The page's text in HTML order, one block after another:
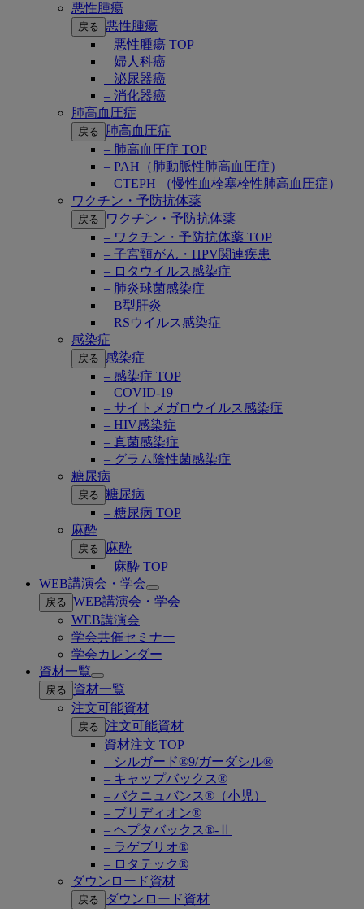
悪性腫瘍
戻る
悪性腫瘍
– 悪性腫瘍 TOP
– 婦人科癌
– 泌尿器癌
– 消化器癌
肺高血圧症
戻る
肺高血圧症
– 肺高血圧症 TOP
– PAH（肺動脈性肺高血圧症）
– CTEPH （慢性血栓塞栓性肺高血圧症）
ワクチン・予防抗体薬
戻る
ワクチン・予防抗体薬
– ワクチン・予防抗体薬 TOP
– 子宮頸がん・HPV関連疾患
– ロタウイルス感染症
– 肺炎球菌感染症
– B型肝炎
– RSウイルス感染症
感染症
戻る
感染症
– 感染症 TOP
– COVID-19
– サイトメガロウイルス感染症
– HIV感染症
– 真菌感染症
– グラム陰性菌感染症
糖尿病
戻る 糖尿病
– 糖尿病 TOP
麻酔
戻る
麻酔
– 麻酔 TOP
WEB講演会・学会
Open
submenu
戻る WEB講演会・学会
WEB講演会
学会共催セミナー
学会カレンダー
資材一覧
Open
submenu
戻る
資材一覧
注文可能資材
戻る 注文可能資材
資材注文 TOP
– シルガード®9/ガーダシル®
– キャップバックス®
– バクニュバンス®（小児）
– ブリディオン®
– ヘプタバックス®-Ⅱ
– ラゲブリオ®
– ロタテック®
ダウンロード資材
戻る ダウンロード資材